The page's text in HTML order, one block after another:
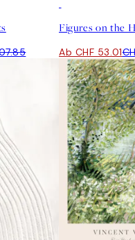
Ab CHF 53.01